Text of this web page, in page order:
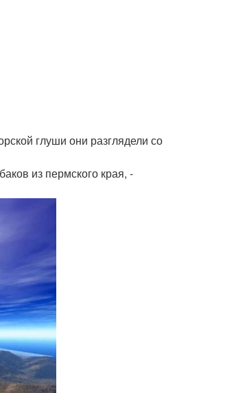
глуши они разглядели со
из пермского края, -